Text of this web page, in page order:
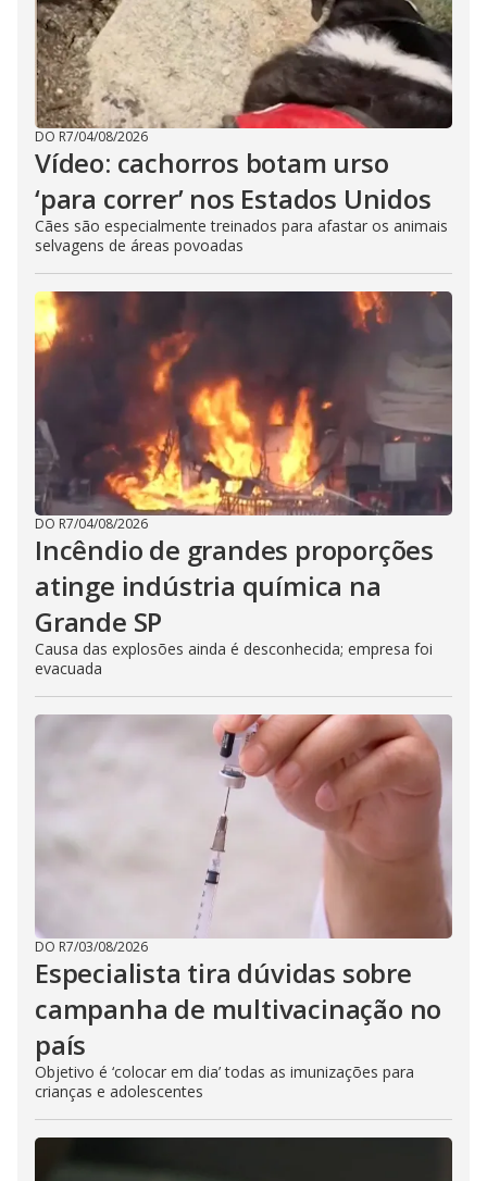
DO R7/04/08/2026
Vídeo: cachorros botam urso
‘para correr’ nos Estados Unidos
Cães são especialmente treinados para afastar os animais
selvagens de áreas povoadas
DO R7/04/08/2026
Incêndio de grandes proporções
atinge indústria química na
Grande SP
Causa das explosões ainda é desconhecida; empresa foi
evacuada
DO R7/03/08/2026
Especialista tira dúvidas sobre
campanha de multivacinação no
país
Objetivo é ‘colocar em dia’ todas as imunizações para
crianças e adolescentes